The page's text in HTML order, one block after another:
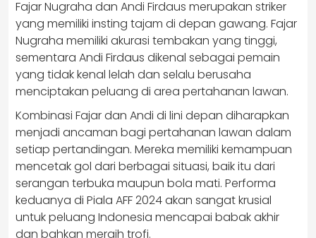
Fajar Nugraha dan Andi Firdaus merupakan striker
yang memiliki insting tajam di depan gawang. Fajar
Nugraha memiliki akurasi tembakan yang tinggi,
sementara Andi Firdaus dikenal sebagai pemain
yang tidak kenal lelah dan selalu berusaha
menciptakan peluang di area pertahanan lawan.
Kombinasi Fajar dan Andi di lini depan diharapkan
menjadi ancaman bagi pertahanan lawan dalam
setiap pertandingan. Mereka memiliki kemampuan
mencetak gol dari berbagai situasi, baik itu dari
serangan terbuka maupun bola mati. Performa
keduanya di Piala AFF 2024 akan sangat krusial
untuk peluang Indonesia mencapai babak akhir
dan bahkan meraih trofi.